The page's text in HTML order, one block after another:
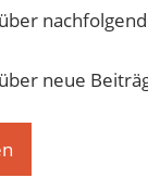
neue